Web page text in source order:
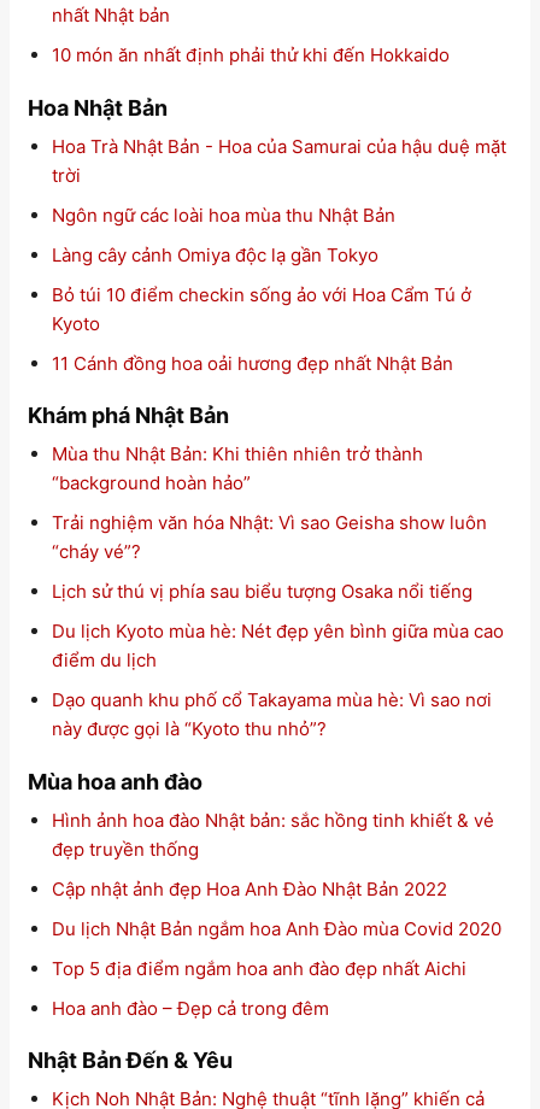
nhất Nhật bản
10 món ăn nhất định phải thử khi đến Hokkaido
Hoa Nhật Bản
Hoa Trà Nhật Bản - Hoa của Samurai của hậu duệ mặt
trời
Ngôn ngữ các loài hoa mùa thu Nhật Bản
Làng cây cảnh Omiya độc lạ gần Tokyo
Bỏ túi 10 điểm checkin sống ảo với Hoa Cẩm Tú ở
Kyoto
11 Cánh đồng hoa oải hương đẹp nhất Nhật Bản
Khám phá Nhật Bản
Mùa thu Nhật Bản: Khi thiên nhiên trở thành
“background hoàn hảo”
Trải nghiệm văn hóa Nhật: Vì sao Geisha show luôn
“cháy vé”?
Lịch sử thú vị phía sau biểu tượng Osaka nổi tiếng
Du lịch Kyoto mùa hè: Nét đẹp yên bình giữa mùa cao
điểm du lịch
Dạo quanh khu phố cổ Takayama mùa hè: Vì sao nơi
này được gọi là “Kyoto thu nhỏ”?
Mùa hoa anh đào
Hình ảnh hoa đào Nhật bản: sắc hồng tinh khiết & vẻ
đẹp truyền thống
Cập nhật ảnh đẹp Hoa Anh Đào Nhật Bản 2022
Du lịch Nhật Bản ngắm hoa Anh Đào mùa Covid 2020
Top 5 địa điểm ngắm hoa anh đào đẹp nhất Aichi
Hoa anh đào – Đẹp cả trong đêm
Nhật Bản Đến & Yêu
Kịch Noh Nhật Bản: Nghệ thuật “tĩnh lặng” khiến cả